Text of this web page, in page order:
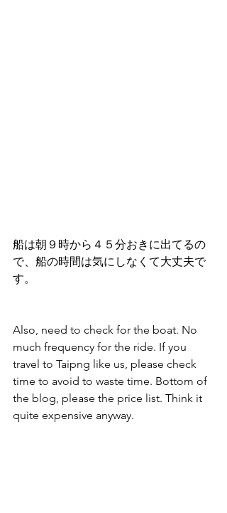
船は朝９時から４５分おきに出てるの
で、船の時間は気にしなくて大丈夫で
す。
Also, need to check for the boat. No
much frequency for the ride. If you
travel to Taipng like us, please check
time to avoid to waste time. Bottom of
the blog, please the price list. Think it
quite expensive anyway.